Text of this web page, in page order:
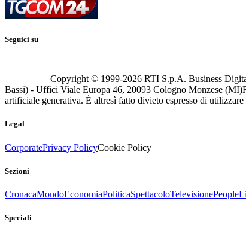
Seguici su
Copyright © 1999-2026 RTI S.p.A. Business
Bassi) - Uffici Viale Europa 46, 20093 Cologno Monzese (MI)
artificiale generativa. È altresì fatto divieto espresso di
Legal
CorporatePrivacy PolicyCookie Policy
Sezioni
CronacaMondoEconomiaPoliticaSpettacoloTelevisionePeople
Speciali